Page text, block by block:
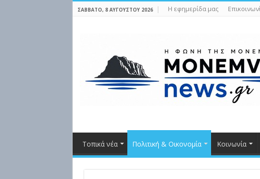
ΣΆΒΒΑΤΟ, 8 ΑΥΓΟΎΣΤΟΥ 2026 Η εφημερίδα μας
Τοπικά νέα Πολιτική & Οικονομία Κοινωνία